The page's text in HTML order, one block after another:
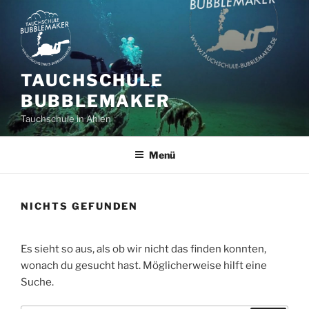
Inhalt
springen
TAUCHSCHULE
BUBBLEMAKER
Tauchschule in Ahlen
Menü
NICHTS GEFUNDEN
Es sieht so aus, als ob wir nicht das finden konnten,
wonach du gesucht hast. Möglicherweise hilft eine
Suche.